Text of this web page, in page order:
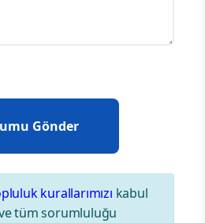
kurallarımızı kabul
tüm sorumluluğu